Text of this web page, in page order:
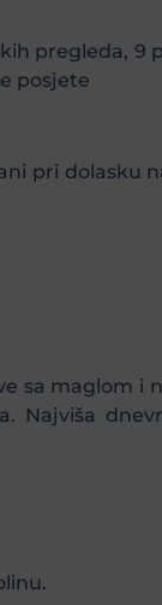
pregleda, 9
posjete
pri dolasku
sa maglom i
Najviša